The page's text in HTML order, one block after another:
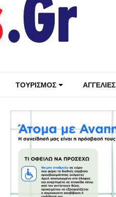
ΤΟΥΡΙΣΜΟΣ ΑΓΓΕΛΙΕΣ